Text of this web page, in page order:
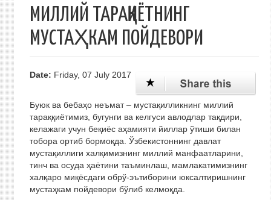
МИЛЛИЙ ТАРАҚҚИЁТНИНГ
МУСТАҲКАМ ПОЙДЕВОРИ
Date: Friday, 07 July 2017
Буюк ва бебаҳо неъмат – мустақилликнинг миллий
тараққиётимиз, бугунги ва келгуси авлодлар тақдири,
келажаги учун беқиёс аҳамияти йиллар ўтиши билан
тобора ортиб бормоқда. Ўзбекистоннинг давлат
мустақиллиги халқимизнинг миллий манфаатларини,
тинч ва осуда ҳаётини таъминлаш, мамлакатимизнинг
халқаро миқёсдаги обрў-эътиборини юксалтиришнинг
мустаҳкам пойдевори бўлиб келмоқда.